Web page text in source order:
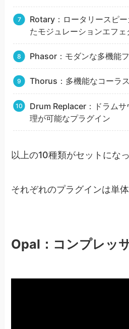
Rotary：ロータリースピ
たモジュレーションエフェ
Phasor：モダンな多機能
Thorus：多機能なコーラ
Drum Replacer：ドラム
理が可能なプラグイン
以上の10種類がセットにな
それぞれのプラグインは単
Opal：コンプレッ